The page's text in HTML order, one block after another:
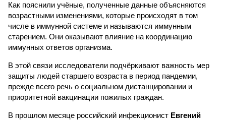
Как пояснили учёные, полученные данные объясняются
возрастными изменениями, которые происходят в том
числе в иммунной системе и называются иммунным
старением. Они оказывают влияние на координацию
иммунных ответов организма.
В этой связи исследователи подчёркивают важность мер
защиты людей старшего возраста в период пандемии,
прежде всего речь о социальном дистанцировании и
приоритетной вакцинации пожилых граждан.
В прошлом месяце российский инфекционист Евгений